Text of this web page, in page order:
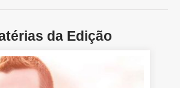
da Edição